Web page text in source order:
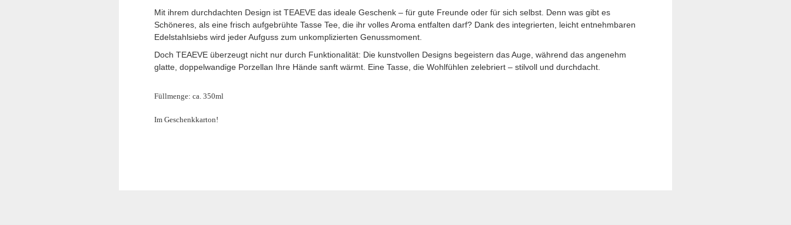
Mit ihrem durchdachten Design ist TEAEVE das ideale Geschenk – für gute Freunde oder für sich selbst. Denn was gibt es
Schöneres, als eine frisch aufgebrühte Tasse Tee, die ihr volles Aroma entfalten darf? Dank des integrierten, leicht entnehmbaren
Edelstahlsiebs wird jeder Aufguss zum unkomplizierten Genussmoment.
Doch TEAEVE überzeugt nicht nur durch Funktionalität: Die kunstvollen Designs begeistern das Auge, während das angenehm
glatte, doppelwandige Porzellan Ihre Hände sanft wärmt. Eine Tasse, die Wohlfühlen zelebriert – stilvoll und durchdacht.
Füllmenge: ca. 350ml
Im Geschenkkarton!